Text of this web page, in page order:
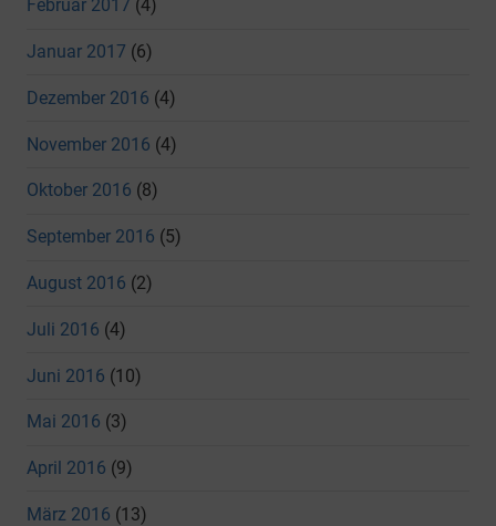
Februar 2017 (4)
Januar 2017 (6)
Dezember 2016 (4)
November 2016 (4)
Oktober 2016 (8)
September 2016 (5)
August 2016 (2)
Juli 2016 (4)
Juni 2016 (10)
Mai 2016 (3)
April 2016 (9)
März 2016 (13)